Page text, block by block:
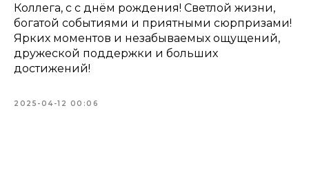
Коллега, с с днём рождения! Светлой жизни,
богатой событиями и приятными сюрпризами!
Ярких моментов и незабываемых ощущений,
дружеской поддержки и больших
достижений!
2025-04-12 00:06